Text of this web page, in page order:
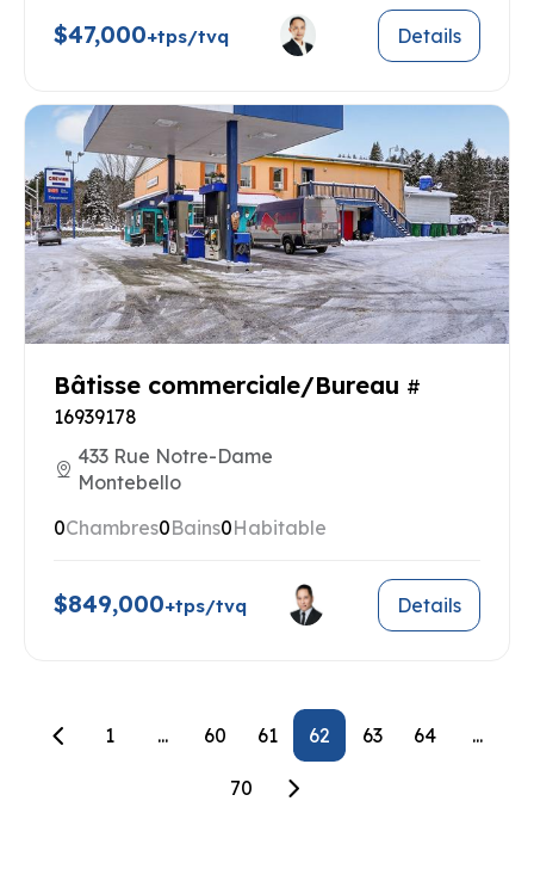
$47,000+tps/tvq Details
Bâtisse commerciale/Bureau #
16939178
433 Rue Notre-Dame
Montebello
0Chambres0Bains0Habitable
$849,000+tps/tvq Details
1 ... 60 61 62 63 64 ...
70